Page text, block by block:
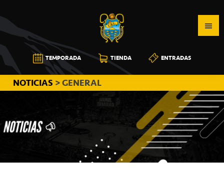
a
la
navegación
principal
al
contenido
principal
a
la
barra
lateral
principal
CB
CANARIAS
TEMPORADA TIENDA ENTRADAS
NOTICIAS > GENERAL